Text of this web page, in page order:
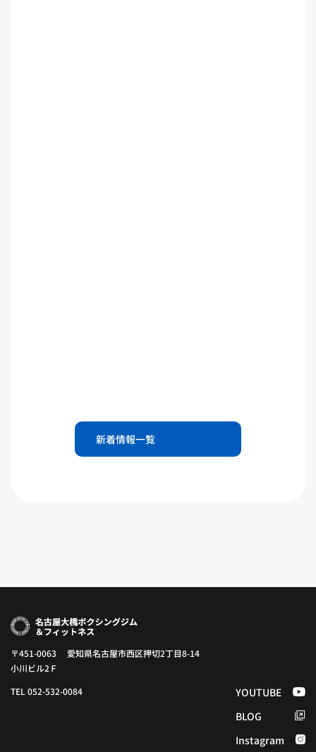
新着情報一覧
〒451-0063 愛知県名古屋市西区押切2丁目8-14
小川ビル2Ｆ
TEL 052-532-0084
YOUTUBE
BLOG
Instagram